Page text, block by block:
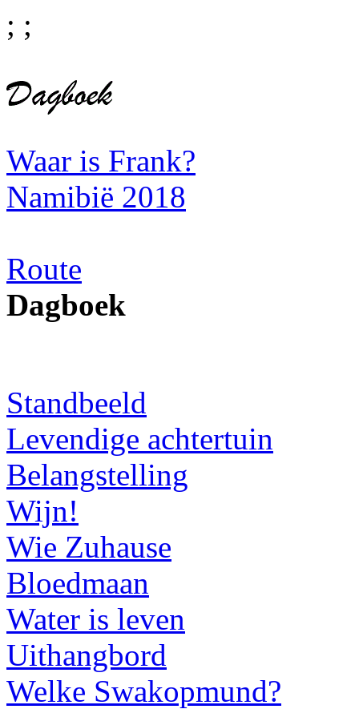
; ;
Waar is Frank?
Namibië 2018
Route
Dagboek
Standbeeld
Levendige achtertuin
Belangstelling
Wijn!
Wie Zuhause
Bloedmaan
Water is leven
Uithangbord
Welke Swakopmund?